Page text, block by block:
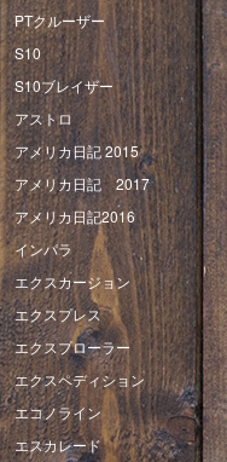
PTクルーザー
S10
S10ブレイザー
アストロ
アメリカ日記 2015
アメリカ日記 2017
アメリカ日記2016
インパラ
エクスカージョン
エクスプレス
エクスプローラー
エクスペディション
エコノライン
エスカレード